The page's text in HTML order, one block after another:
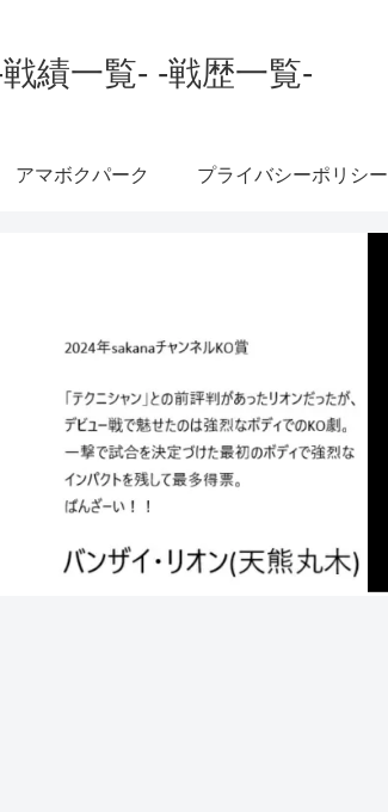
績一覧- -戦歴一覧-
アマボクパーク プライバシーポリシー